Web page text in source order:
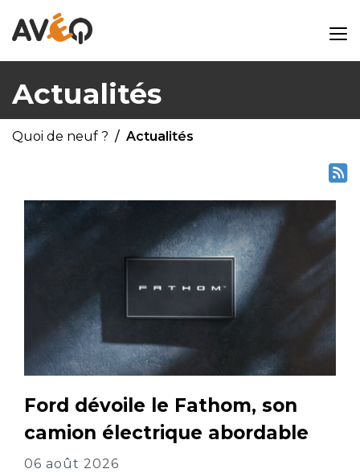
Actualités
Quoi de neuf ? Actualités
Ford dévoile le Fathom, son
camion électrique abordable
06 août 2026